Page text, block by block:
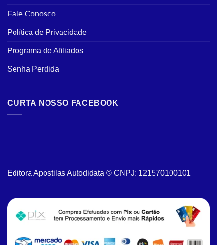
Fale Conosco
Política de Privacidade
Programa de Afiliados
Senha Perdida
CURTA NOSSO FACEBOOK
Editora Apostilas Autodidata © CNPJ: 121570100101